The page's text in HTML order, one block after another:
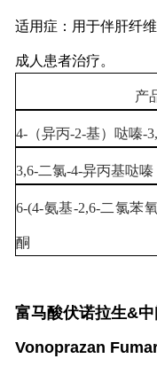
适用症：用于伴肝纤
成人患者治疗。
产
4-（异丙-2-基）哒嗪-
3,6-二氯-4-异丙基哒嗪
6-(4-氨基-2,6-二氯苯
酮
富马酸伏诺拉生&
Vonoprazan